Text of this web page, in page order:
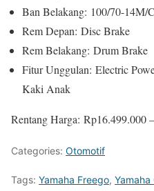
Ban Belakang: 100/70-14M/
Rem Depan: Disc Brake
Rem Belakang: Drum Brake
Fitur Unggulan: Electric
Kaki Anak
Rentang Harga: Rp16.499.000
Categories: Otomotif
Tags: Yamaha Freego, Yamaha